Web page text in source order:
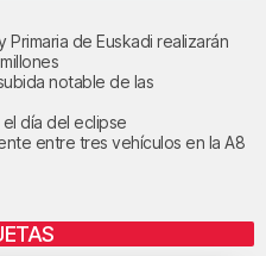
de Euskadi realizarán
notable de las
día del eclipse
entre tres vehículos en la A8